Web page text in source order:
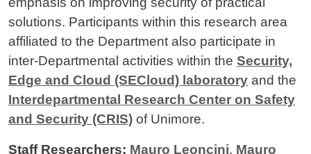
solutions. Participants within this research area
affiliated to the Department also participate in
inter-Departmental activities within the Security,
Edge and Cloud (SECloud) laboratory and the
Interdepartmental Research Center on Safety
and Security (CRIS) of Unimore.
Staff Researchers: Mauro Leoncini, Mauro